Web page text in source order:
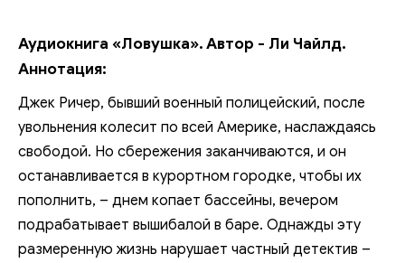
Аудиокнига «Ловушка». Автор - Ли Чайлд.
Аннотация:
Джек Ричер, бывший военный полицейский, после
увольнения колесит по всей Америке, наслаждаясь
свободой. Но сбережения заканчиваются, и он
останавливается в курортном городке, чтобы их
пополнить, – днем копает бассейны, вечером
подрабатывает вышибалой в баре. Однажды эту
размеренную жизнь нарушает частный детектив –